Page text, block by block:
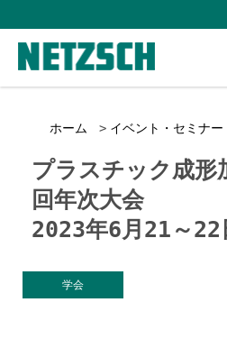
ホーム イベント・セミナー
プラスチック成形
回年次大会
2023年6月21～22
学会